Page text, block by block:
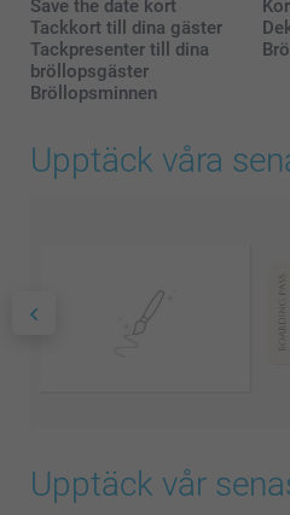
Save the date kort
Tackkort till dina gäster
Tackpresenter till dina
bröllopsgäster
Bröllopsminnen
Upptäck våra
Upptäck vår